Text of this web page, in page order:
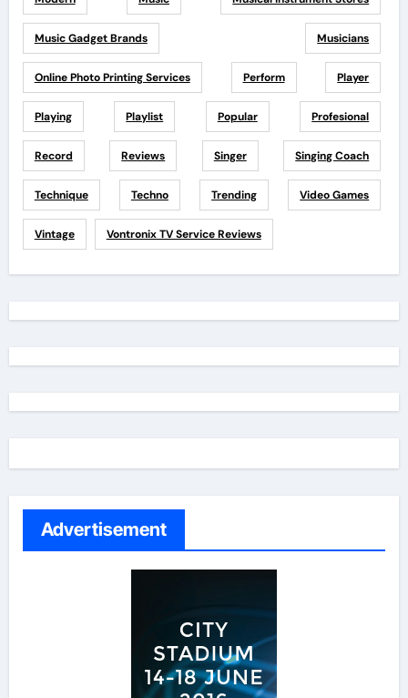
Music Gadget Brands Musicians
Online Photo Printing Services Perform Player
Playing Playlist Popular Profesional
Record Reviews Singer Singing Coach
Technique Techno Trending Video Games
Vintage Vontronix TV Service Reviews
Advertisement